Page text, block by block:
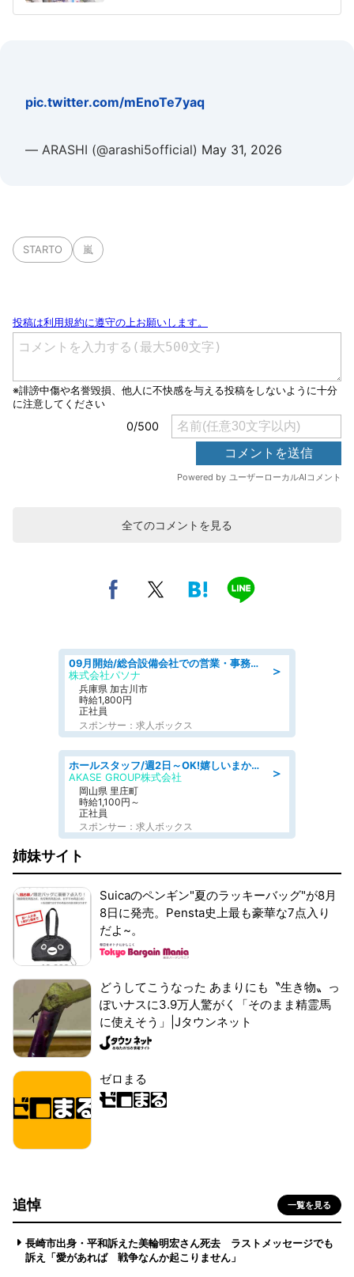
pic.twitter.com/mEnoTe7yaq
— ARASHI (@arashi5official) May 31, 2026
STARTO 嵐
全てのコメントを見る
＞
09月開始/総合設備会社での営業・事務のお仕事/車通勤可/賞与あり/営業/営業事務
株式会社パソナ
兵庫県 加古川市
時給1,800円
正社員
スポンサー：求人ボックス
＞
ホールスタッフ/週2日～OK!嬉しいまかない付き/岡山県/浅口郡里庄町
AKASE GROUP株式会社
岡山県 里庄町
時給1,100円～
正社員
スポンサー：求人ボックス
姉妹サイト
Suicaのペンギン"夏のラッキーバッグ"が8月
8日に発売。Pensta史上最も豪華な7点入り
だよ~。
どうしてこうなった あまりにも〝生き物〟っ
ぽいナスに3.9万人驚がく「そのまま精霊馬
に使えそう」|Jタウンネット
ゼロまる
追悼 一覧を見る
長崎市出身・平和訴えた美輪明宏さん死去 ラストメッセージでも
訴え「愛があれば 戦争なんか起こりません」